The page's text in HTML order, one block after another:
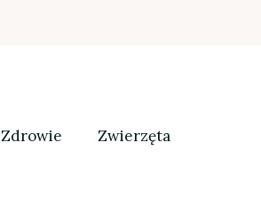
Zdrowie Zwierzęta